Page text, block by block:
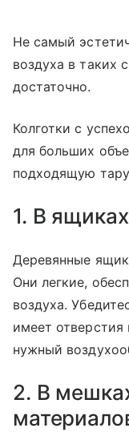
Не самый
воздуха в таких
достаточно.
Колготки с
для больших
подходящую
1. В ящиках
Деревянные
Они легкие,
воздуха.
имеет отверстия
нужный
2. В